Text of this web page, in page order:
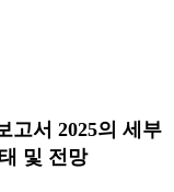
고서 2025의 세부
및 전망